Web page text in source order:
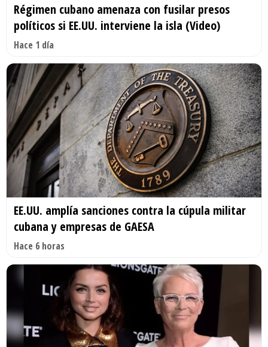
Régimen cubano amenaza con fusilar presos
políticos si EE.UU. interviene la isla (Video)
Hace 1 día
EE.UU. amplía sanciones contra la cúpula militar
cubana y empresas de GAESA
Hace 6 horas